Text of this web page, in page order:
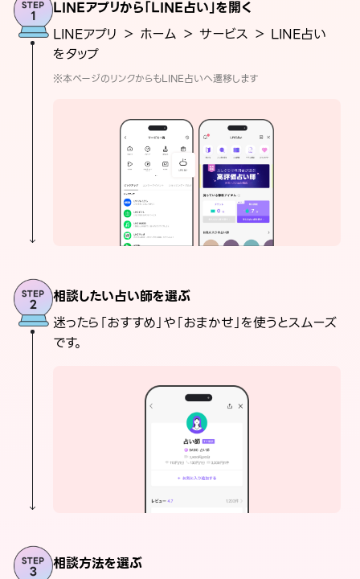
LINEアプリから「LINE占い」を開く
LINEアプリ ＞ ホーム ＞ サービス ＞ LINE占い
をタップ
※本ページのリンクからもLINE占いへ遷移します
相談したい占い師を選ぶ
迷ったら「おすすめ」や「おまかせ」を使うとスムーズ
です。
相談方法を選ぶ